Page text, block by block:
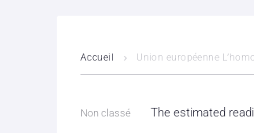
Accueil Union européenne
Non classé The estimated